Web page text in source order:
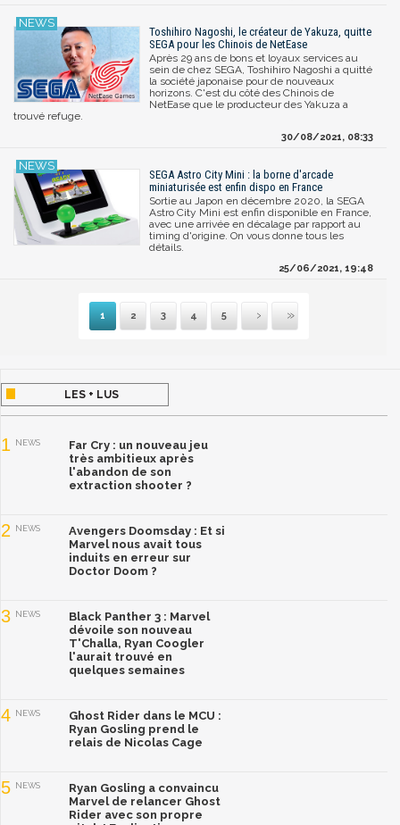
Toshihiro Nagoshi, le créateur de Yakuza, quitte
SEGA pour les Chinois de NetEase
Après 29 ans de bons et loyaux services au
sein de chez SEGA, Toshihiro Nagoshi a quitté
la société japonaise pour de nouveaux
horizons. C'est du côté des Chinois de
NetEase que le producteur des Yakuza a
trouvé refuge.
30/08/2021, 08:33
SEGA Astro City Mini : la borne d'arcade
miniaturisée est enfin dispo en France
Sortie au Japon en décembre 2020, la SEGA
Astro City Mini est enfin disponible en France,
avec une arrivée en décalage par rapport au
timing d'origine. On vous donne tous les
détails.
25/06/2021, 19:48
1 2 3 4 5
Suivante
Dernière
LES + LUS
1 NEWS
Far Cry : un nouveau jeu
très ambitieux après
l'abandon de son
extraction shooter ?
2 NEWS
Avengers Doomsday : Et si
Marvel nous avait tous
induits en erreur sur
Doctor Doom ?
3 NEWS
Black Panther 3 : Marvel
dévoile son nouveau
T'Challa, Ryan Coogler
l'aurait trouvé en
quelques semaines
4 NEWS
Ghost Rider dans le MCU :
Ryan Gosling prend le
relais de Nicolas Cage
5 NEWS
Ryan Gosling a convaincu
Marvel de relancer Ghost
Rider avec son propre